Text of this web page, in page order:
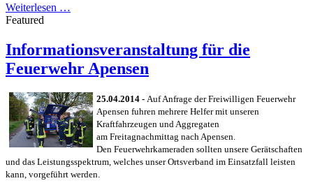
Weiterlesen …
Featured
Informationsveranstaltung für die
Feuerwehr Apensen
25.04.2014 - Auf Anfrage derFreiwilligen Feuerwehr
Apensen fuhren mehrere Helfer mit unseren
Kraftfahrzeugen und Aggregaten
am Freitagnachmittag nach Apensen.
Den Feuerwehrkameraden sollten unsere Gerätschaften
und das Leistungsspektrum welches unser Ortsverband im Einsatzfall leisten
kann vorgeführt werden.